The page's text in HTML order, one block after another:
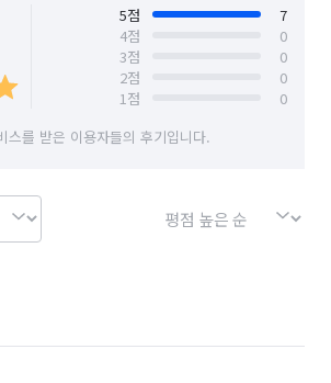
업, 방충망 교체, 부분 철거, 나노 코팅, 곰팡이
능한 프리미엄 청소 & 시공 서비스 제공해
세요😊
대구 서구 대구 수성구
대전 동구
대전 중구 대구 군위군
5점
7
4점
0
3점
0
2점
0
1점
0
스를 받은 이용자들의 후기입니다.